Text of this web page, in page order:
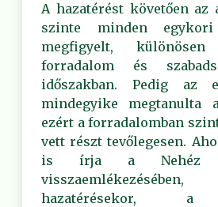
A hazatérést követően az
szinte minden egykori
megfigyelt,
forradalom és
időszakban. Pedig az
mindegyike megtanulta
ezért a forradalomban
vett részt tevőlegesen.
is írja a Nehéz
hazatérésekor, a